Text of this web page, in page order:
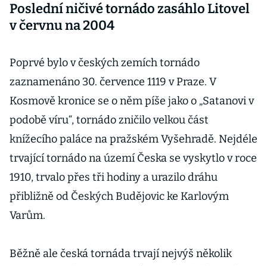
Poslední ničivé tornádo zasáhlo Litovel
v červnu na 2004
Poprvé bylo v českých zemích tornádo
zaznamenáno 30. července 1119 v Praze. V
Kosmově kronice se o něm píše jako o „Satanovi v
podobě víru“, tornádo zničilo velkou část
knížecího paláce na pražském Vyšehradě. Nejdéle
trvající tornádo na území Česka se vyskytlo v roce
1910, trvalo přes tři hodiny a urazilo dráhu
přibližně od Českých Budějovic ke Karlovým
Varům.
Běžně ale česká tornáda trvají nejvýš několik